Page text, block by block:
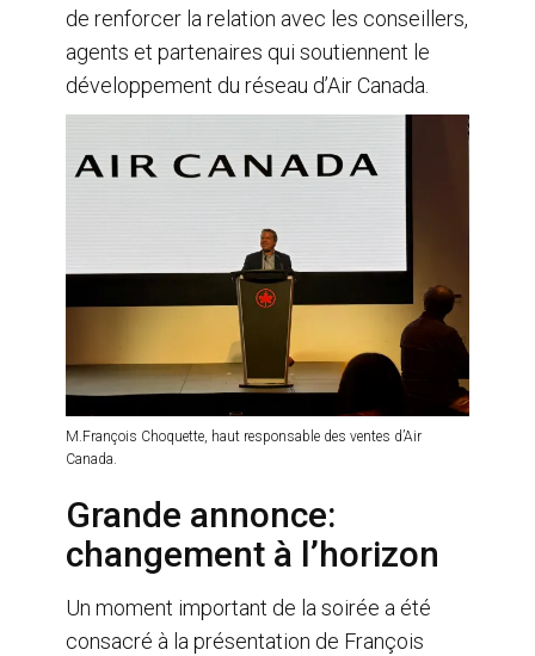
de renforcer la relation avec les conseillers,
agents et partenaires qui soutiennent le
développement du réseau d’Air Canada.
M.François Choquette, haut responsable des ventes d’Air
Canada.
Grande annonce:
changement à l’horizon
Un moment important de la soirée a été
consacré à la présentation de François